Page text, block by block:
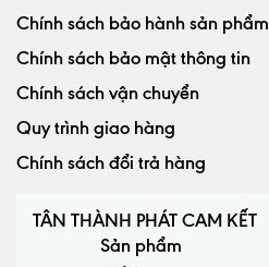
Chính sách bảo hành sản phẩm
Chính sách bảo mật thông tin
Chính sách vận chuyển
Quy trình giao hàng
Chính sách đổi trả hàng
TÂN THÀNH PHÁT CAM KẾT
Sản phẩm